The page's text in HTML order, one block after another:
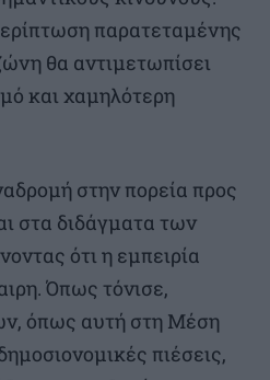
παρατεταμένης
θα αντιμετωπίσει
και χαμηλότερη
στην πορεία προς
στα διδάγματα των
ότι η εμπειρία
Όπως τόνισε,
όπως αυτή στη Μέση
πιέσεις,